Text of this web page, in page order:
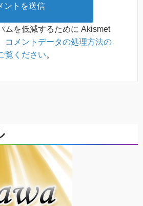
ムを低減するために Akismet
コメントデータの処理方法の
覧ください。